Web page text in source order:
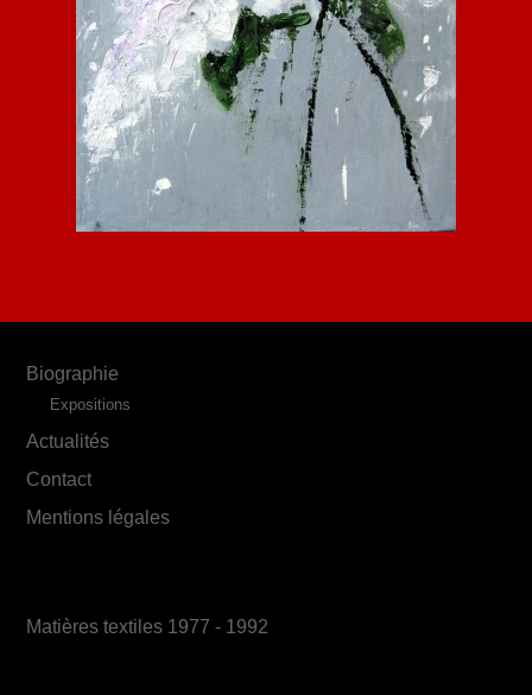
Biographie
Expositions
Actualités
Contact
Mentions légales
Matières textiles 1977 - 1992